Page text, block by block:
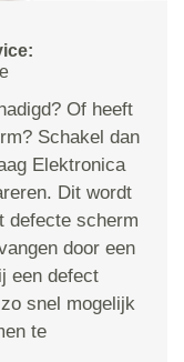
Of heeft
Schakel dan
Elektronica
Dit wordt
defecte scherm
door een
een defect
snel mogelijk
te